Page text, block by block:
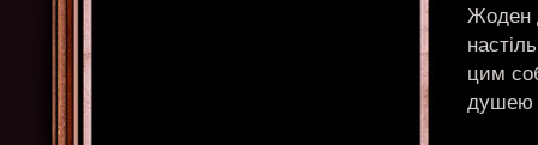
Жоден
цим
душею